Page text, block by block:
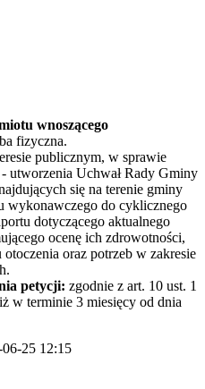
wnoszącego
fizyczna.
publicznym, w sprawie
utworzenia Uchwał Rady Gminy
się na terenie gminy
wykonawczego do cyklicznego
dotyczącego aktualnego
ocenę ich zdrowotności,
oraz potrzeb w zakresie
petycji: zgodnie z art. 10 ust. 1
w terminie 3 miesięcy od dnia
25 12:15